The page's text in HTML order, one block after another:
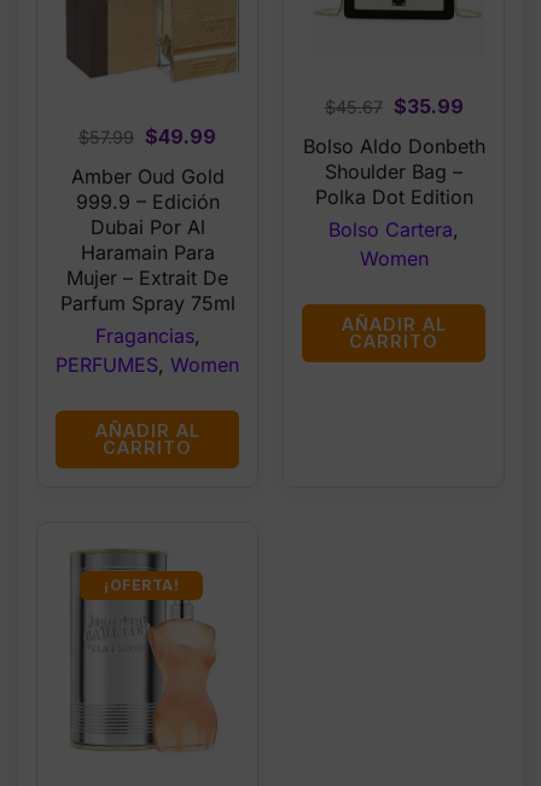
$57.99 Original
price
was:
$57.99.
$49.99
price
is:
Amber Oud Gold
999.9 – Edición
Dubai Por Al
Haramain Para
Mujer – Extrait De
Parfum Spray 75ml
Fragancias,
PERFUMES, Women
AÑADIR AL
CARRITO
$45.67
Original
price
was:
$45.67.
$35.99Current
price
$35.99.
Bolso Aldo Donbeth
Shoulder Bag –
Polka Dot Edition
Bolso Cartera,
Women
AÑADIR AL
CARRITO
¡OFERTA!